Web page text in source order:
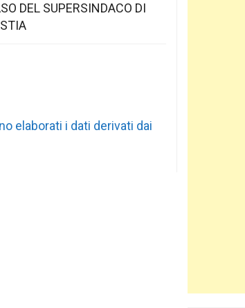
DEL SUPERSINDACO DI
elaborati i dati derivati dai